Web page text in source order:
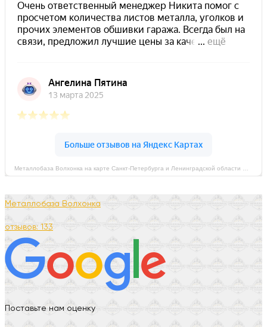
Металлобаза Волхонка
отзывов: 133
Поставьте нам оценку